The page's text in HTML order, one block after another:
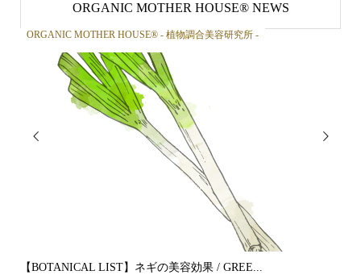
ORGANIC MOTHER HOUSE®︎ NEWS

【BOTANICAL LIST】ネギの美容効果 / GREE...
ORGANIC MOTHER HOUSE®︎ - 植物調合美容研究所 -
